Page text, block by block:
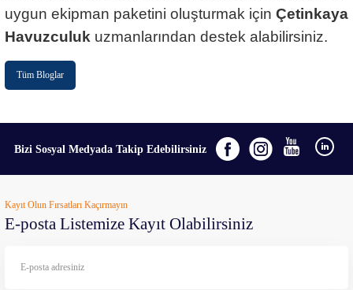
uygun ekipman paketini oluşturmak için Çetinkaya
Havuzculuk uzmanlarından destek alabilirsiniz.
Tüm Bloglar
Bizi Sosyal Medyada Takip Edebilirsiniz
Kayıt Olun Fırsatları Kaçırmayın
E-posta Listemize Kayıt Olabilirsiniz